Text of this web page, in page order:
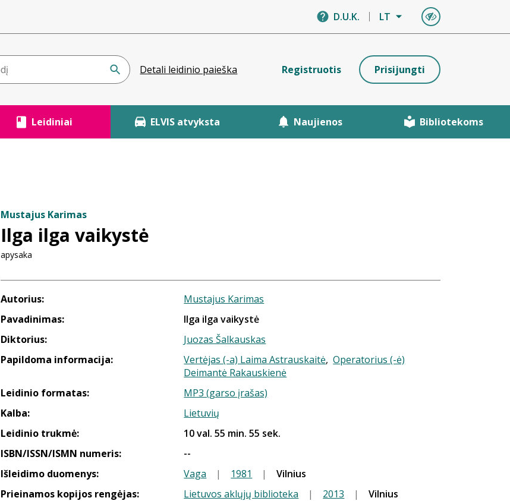
D.U.K. LT
Detali leidinio paieška Registruotis Prisijungti
Leidiniai ELVIS atvyksta Naujienos Bibliotekoms
Mustajus Karimas
Ilga ilga vaikystė
apysaka
Autorius:
Mustajus Karimas
Pavadinimas:
Ilga ilga vaikystė
Diktorius:
Juozas Šalkauskas
Papildoma informacija:
Vertėjas (-a) Laima Astrauskaitė,Operatorius (-ė)
Deimantė Rakauskienė
Leidinio formatas:
MP3 (garso įrašas)
Kalba:
Lietuvių
Leidinio trukmė:
10 val. 55 min. 55 sek.
ISBN/ISSN/ISMN numeris:
--
Išleidimo duomenys:
Vaga | 1981 |
Vilnius
Prieinamos kopijos rengėjas:
Lietuvos aklųjų biblioteka | 2013 | Vilnius